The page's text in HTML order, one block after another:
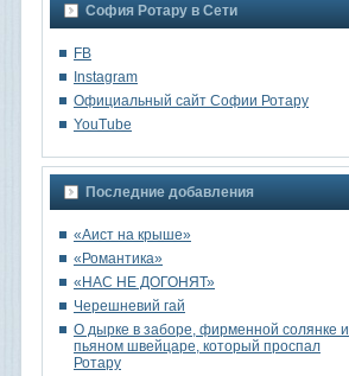
София Ротару в Сети
FB
Instagram
Oфициальный сайт Софии Ротару
YouTube
Последние добавления
«Аист на крыше»
«Романтика»
«НАС НЕ ДОГОНЯТ»
Черешневий гай
О дырке в заборе, фирменной солянке и
пьяном швейцаре, который проспал
Ротару